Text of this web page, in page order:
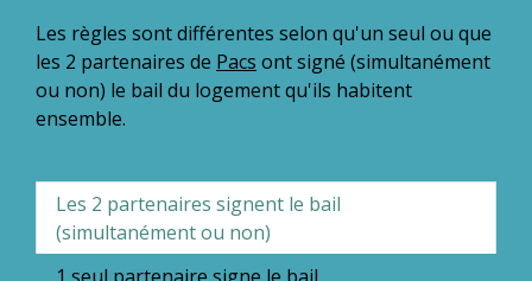
Les règles sont différentes selon qu'un seul ou que
les 2 partenaires de Pacs ont signé (simultanément
ou non) le bail du logement qu'ils habitent
ensemble.
Les 2 partenaires signent le bail
(simultanément ou non)